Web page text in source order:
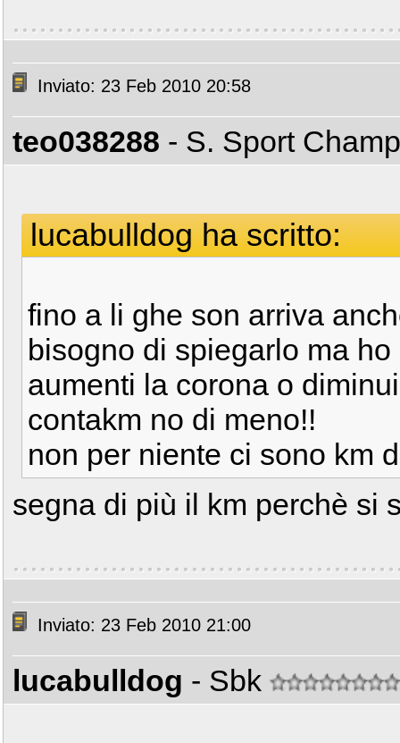
Inviato: 23 Feb 2010 20:58
teo038288 - S. Sport
lucabulldog ha scritto:
fino a li ghe son arriva
bisogno di spiegarlo ma
aumenti la corona o
contakm no di meno!!
non per niente ci sono km
segna di più il km perchè si
Inviato: 23 Feb 2010 21:00
lucabulldog - Sbk